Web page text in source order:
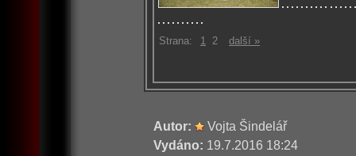
Strana: 1 2 další »
Autor:
Vojta Šindelář
Vydáno: 19.7.2016 18:24